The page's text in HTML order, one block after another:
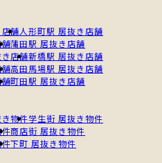
舗人形町駅 居抜き店舗
蒲田駅 居抜き店舗
店舗新橋駅 居抜き店舗
高田馬場駅 居抜き店舗
町田駅 居抜き店舗
物件学生街 居抜き物件
商店街 居抜き物件
下町 居抜き物件